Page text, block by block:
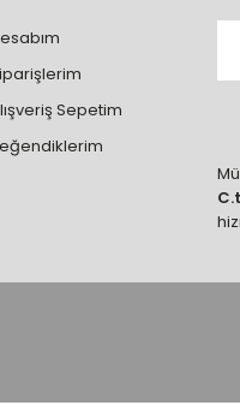
montajını yapacak
Sepetim